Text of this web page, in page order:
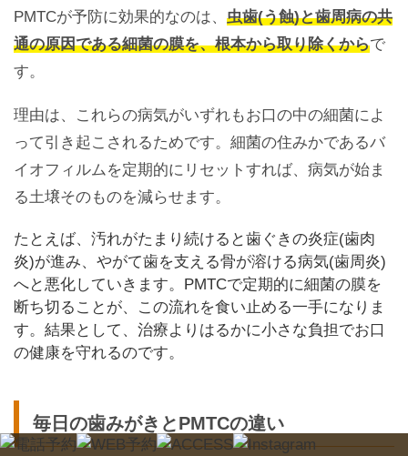
PMTCが予防に効果的なのは、 虫歯(う蝕)と歯周病の共
通の原因である細菌の膜を、根本から取り除くからで
す。
理由は、これらの病気がいずれもお口の中の細菌によ
って引き起こされるためです。細菌の住みかであるバ
イオフィルムを定期的にリセットすれば、病気が始ま
る土壌そのものを減らせます。
たとえば、汚れがたまり続けると歯ぐきの炎症(歯肉
炎)が進み、やがて歯を支える骨が溶ける病気(歯周炎)
へと悪化していきます。PMTCで定期的に細菌の膜を
断ち切ることが、この流れを食い止める一手になりま
す。結果として、治療よりはるかに小さな負担でお口
の健康を守れるのです。
毎日の歯みがきとPMTCの違い